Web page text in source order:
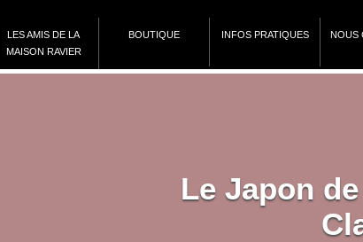
LES AMIS DE LA
MAISON RAVIER
BOUTIQUE INFOS PRATIQUES NOUS
Le Japon